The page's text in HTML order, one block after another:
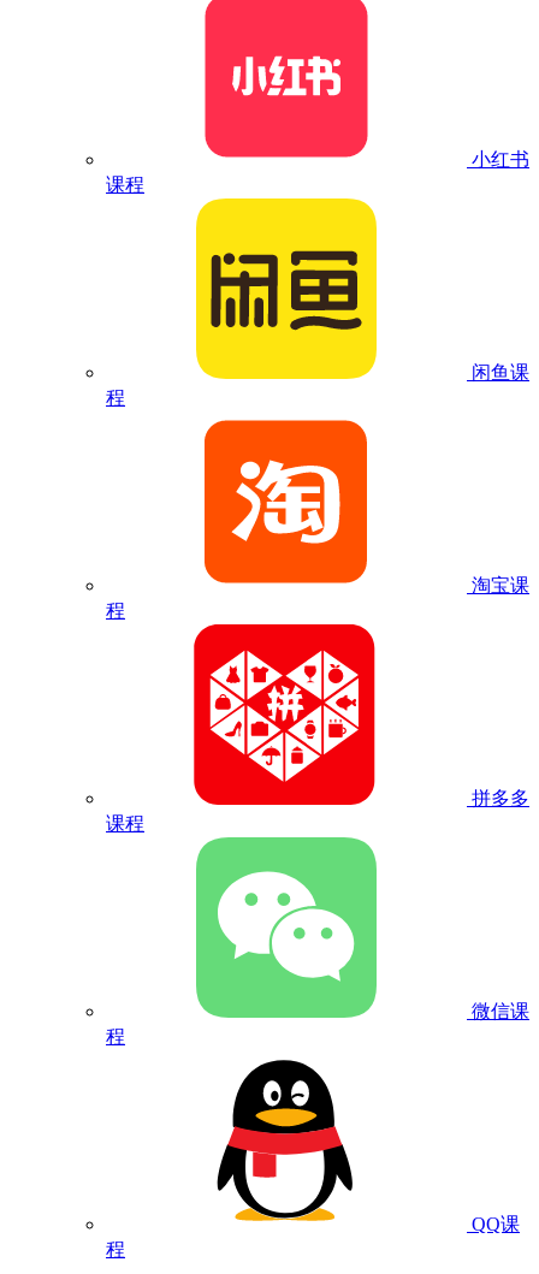
小红书
课程
闲鱼课
程
淘宝课
程
拼多多
课程
微信课
程
QQ课
程